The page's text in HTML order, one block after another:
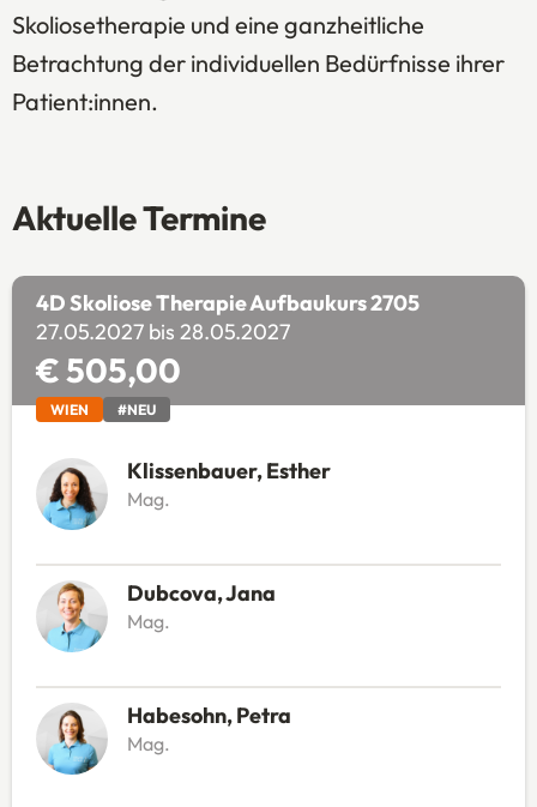
Skoliosetherapie und eine ganzheitliche
Betrachtung der individuellen Bedürfnisse ihrer
Patient:innen.
Aktuelle Termine
4D Skoliose Therapie Aufbaukurs 2705
27.05.2027 bis 28.05.2027
€ 505,00
WIEN #NEU
Klissenbauer, Esther
Mag.
Dubcova, Jana
Mag.
Habesohn, Petra
Mag.